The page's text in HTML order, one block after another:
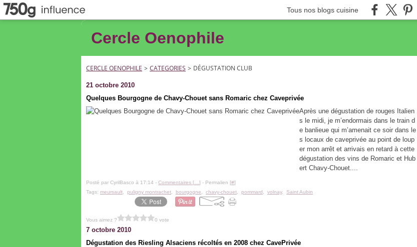
Tous nos blogs cuisine
Cercle Oenophile
CERCLE OENOPHILE > CATEGORIES > DÉGUSTATION CLUB
21 octobre 2010
Quelques Bourgogne de Chavy-Chouet sans Romaric chez Caveprivée
Après une dégustation de rouges Italien
s le midi, je m’endormais dans le train d
e banlieue qui m’amenait ce soir dans le
s locaux de caveprivée au point de loup
er mon arrêt et arrivais en retard à cette
dégustation des vins de Romaric et Hub
ert Chavy-Chouet....
Posté par CyrilBasco à 17:14 - Commentaires [ ] - Permalien [#]
Tags: meursault puligny montrachet bourgogne chavy-chouet pommard volnay, Saint Aubin
Vous aimez ? 0 vote
7 octobre 2010
Dégustation des Riesling Alsaciens récoltés en 2008 chez CavePrivée